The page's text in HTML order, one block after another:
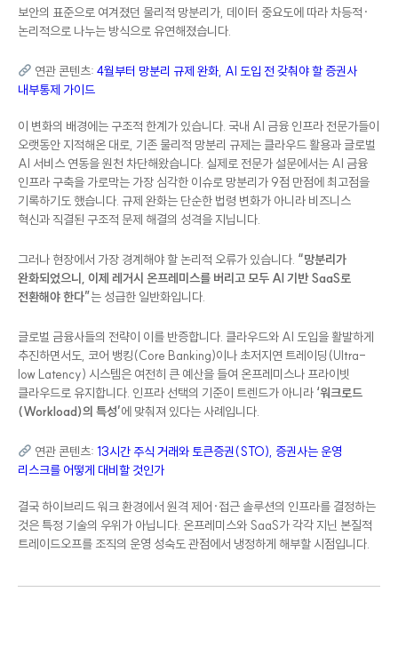
체계는 국내 IT 인프라 지형에 중요한 변곡점을 만들었습니다. 오랫동안
보안의 표준으로 여겨졌던 물리적 망분리가, 데이터 중요도에 따라 차등적·
연관 콘텐츠:
이 변화의 배경에는 구조적 한계가 있습니다. 국내 AI 금융 인프라 전문가들이
오랫동안 지적해온 대로, 기존 물리적 망분리 규제는 클라우드 활용과 글로벌
AI 서비스 연동을 원천 차단해왔습니다. 실제로 전문가 설문에서는 AI 금융
인프라 구축을 가로막는 가장 심각한 이슈로 망분리가 9점 만점에 최고점을
기록하기도 했습니다. 규제 완화는 단순한 법령 변화가 아니라 비즈니스
그러나 현장에서 가장 경계해야 할 논리적 오류가 있습니다.“망분리가
완화되었으니, 이제 레거시 온프레미스를 버리고 모두 AI 기반 SaaS로
글로벌 금융사들의 전략이 이를 반증합니다. 클라우드와 AI 도입을 활발하게
추진하면서도, 코어 뱅킹(Core Banking)이나 초저지연 트레이딩(Ultra-
low Latency) 시스템은 여전히 큰 예산을 들여 온프레미스나 프라이빗
클라우드로 유지합니다. 인프라 선택의 기준이 트렌드가 아니라
연관 콘텐츠: 13시간 주식 거래와 토큰증권(STO), 증권사는 운영
결국 하이브리드 워크 환경에서 원격 제어·접근 솔루션의 인프라를 결정하는
것은 특정 기술의 우위가 아닙니다. 온프레미스와 SaaS가 각각 지닌 본질적